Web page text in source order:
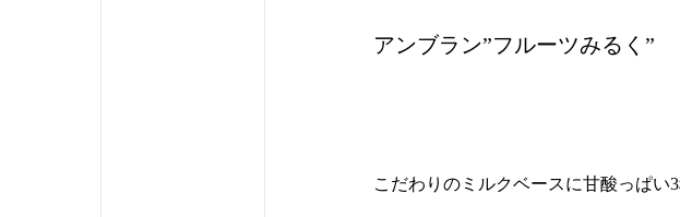
アンブラン”フルーツみるく”
こだわりのミルクベースに甘酸っぱ